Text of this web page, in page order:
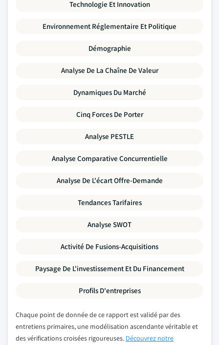
Technologie Et Innovation
Environnement Réglementaire Et Politique
Démographie
Analyse De La Chaîne De Valeur
Dynamiques Du Marché
Cinq Forces De Porter
Analyse PESTLE
Analyse Comparative Concurrentielle
Analyse De L'écart Offre-Demande
Tendances Tarifaires
Analyse SWOT
Activité De Fusions-Acquisitions
Paysage De L'investissement Et Du Financement
Profils D'entreprises
Chaque point de donnée de ce rapport est validé par des
entretiens primaires, une modélisation ascendante véritable et
des vérifications croisées rigoureuses. Découvrez notre